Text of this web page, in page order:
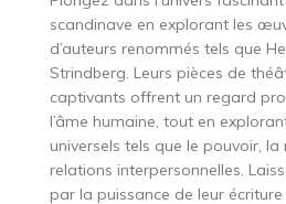
scandinave en explorant les
d’auteurs renommés tels que
Strindberg. Leurs pièces de
captivants offrent un regard
l’âme humaine, tout en
universels tels que le pouvoir, la
relations interpersonnelles.
par la puissance de leur